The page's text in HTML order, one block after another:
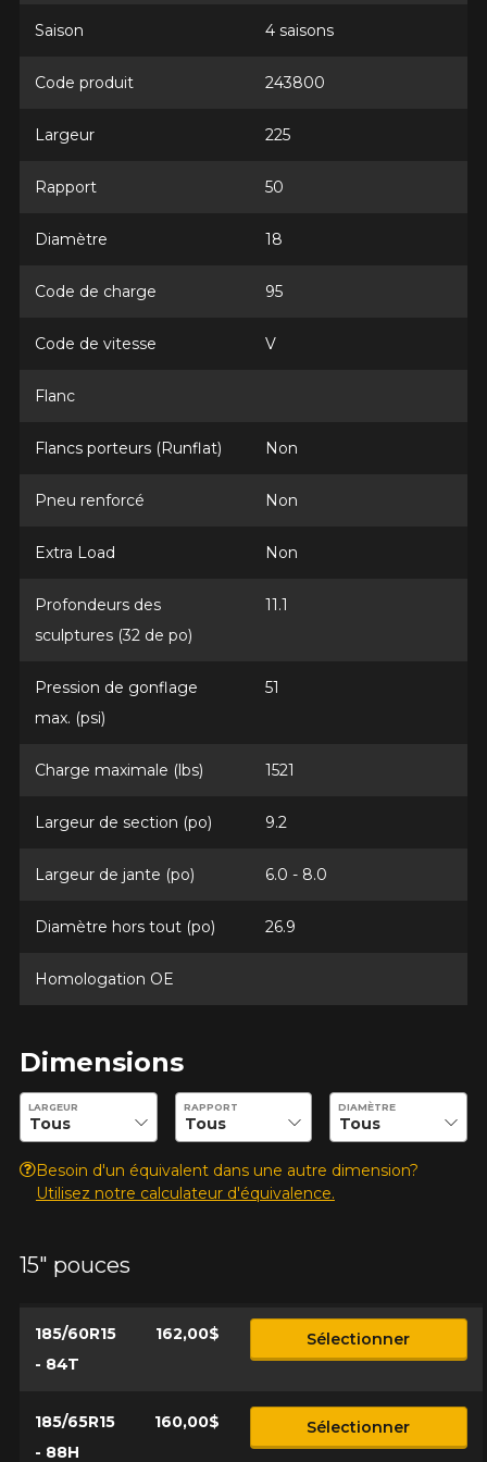
Saison 4 saisons
Code produit 243800
Largeur 225
Rapport 50
Diamètre 18
Code de charge 95
Code de vitesse V
Flanc
Flancs porteurs (Runflat) Non
Pneu renforcé Non
Extra Load Non
Profondeurs des
sculptures (32 de po)
11.1
Pression de gonflage
max. (psi)
51
Charge maximale (lbs) 1521
Largeur de section (po) 9.2
Largeur de jante (po) 6.0 - 8.0
Diamètre hors tout (po) 26.9
Homologation OE
Dimensions
Entrez les dimensions souhaitées pour vérifier la disponibilité
LARGEUR RAPPORT DIAMÈTRE
Besoin d'un équivalent dans une autre dimension?
Utilisez notre calculateur d'équivalence.
15" pouces
185/60R15
- 84T
162,00$ Sélectionner
185/65R15
- 88H
160,00$ Sélectionner
CELSIUS II (4 SAISONS
HOMOLOGUÉ HIVER)
Nom
Année
Marque
Modèle
Option
Style de conduite